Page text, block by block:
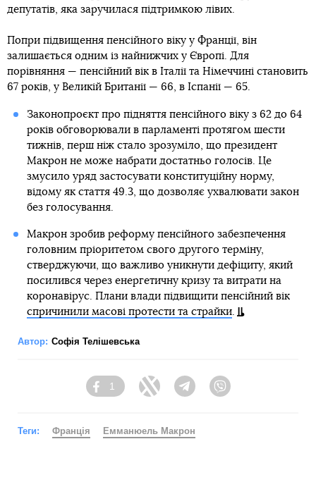
депутатів, яка заручилася підтримкою лівих.
Попри підвищення пенсійного віку у Франції, він
залишається одним із найнижчих у Європі. Для
порівняння — пенсійний вік в Італії та Німеччині становить
67 років, у Великій Британії — 66, в Іспанії — 65.
Законопроєкт про підняття пенсійного віку з 62 до 64
років обговорювали в парламенті протягом шести
тижнів, перш ніж стало зрозуміло, що президент
Макрон не може набрати достатньо голосів. Це
змусило уряд застосувати конституційну норму,
відому як стаття 49.3, що дозволяє ухвалювати закон
без голосування.
Макрон зробив реформу пенсійного забезпечення
головним пріоритетом свого другого терміну,
стверджуючи, що важливо уникнути дефіциту, який
посилився через енергетичну кризу та витрати на
коронавірус. Плани влади підвищити пенсійний вік
спричинили масові протести та страйки.
Автор: Софія Телішевська
Facebook
1
Twitter TelegramViber
Теги: Франція Емманюель Макрон